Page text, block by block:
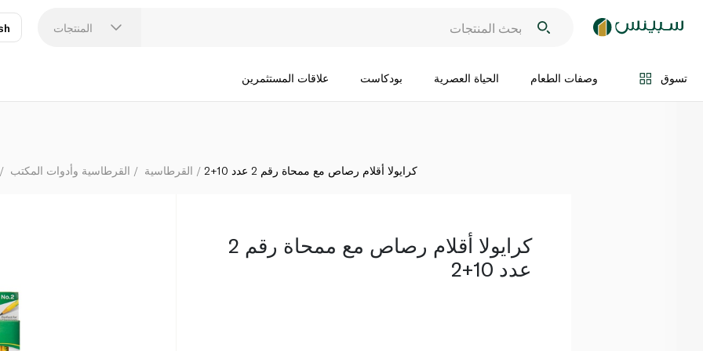
المنتجات
تسوق وصفات الطعام الحياة العصرية بودكاست علاقات المستثمرين
اضف الى السلة
القرطاسية وأدوات المكتب القرطاسية كرايولا أقلام رصاص مع ممحاة رقم 2 عدد 10+2
كرايولا أقلام رصاص مع ممحاة رقم 2
عدد 10+2